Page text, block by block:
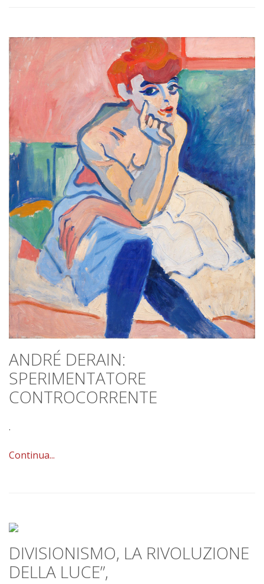
ANDRÉ DERAIN:
SPERIMENTATORE
CONTROCORRENTE
.
Continua...
DIVISIONISMO, LA RIVOLUZIONE
DELLA LUCE”,